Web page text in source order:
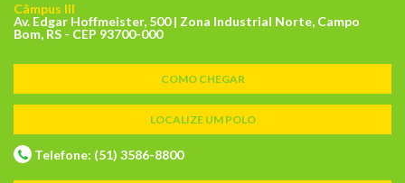
Câmpus III
Av. Edgar Hoffmeister, 500 | Zona Industrial Norte, Campo
Bom, RS - CEP 93700-000
COMO CHEGAR
LOCALIZE UM POLO
Telefone: (51) 3586-8800